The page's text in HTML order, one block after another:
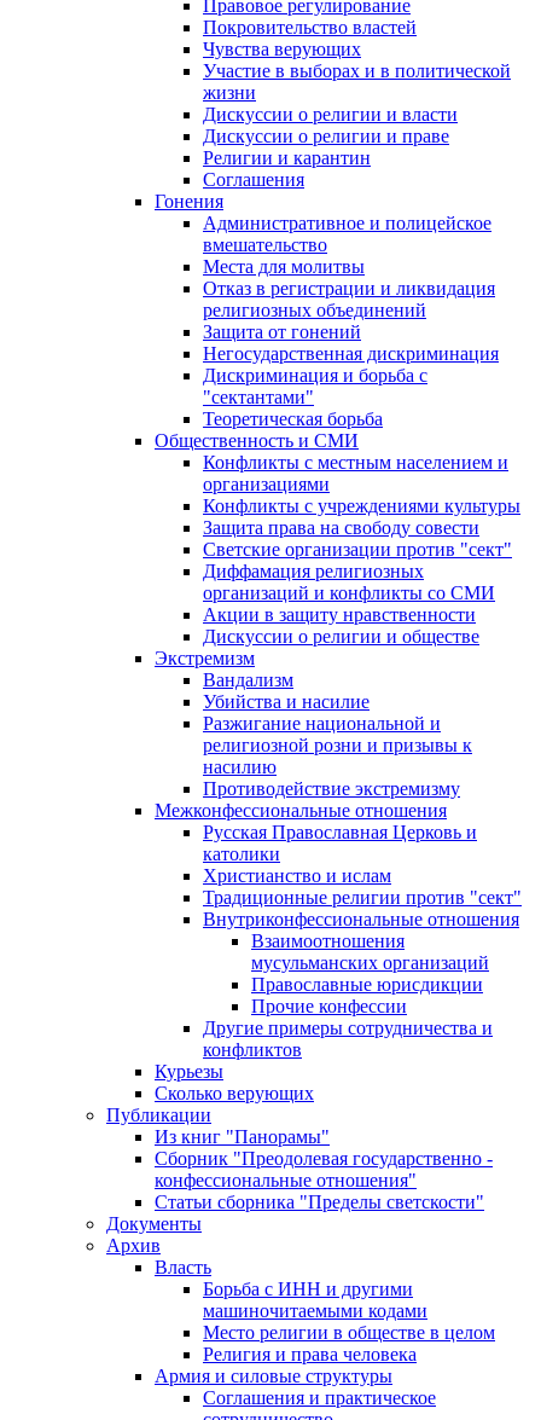
Правовое регулирование
Покровительство властей
Чувства верующих
Участие в выборах и в политической
жизни
Дискуссии о религии и власти
Дискуссии о религии и праве
Религии и карантин
Соглашения
Гонения
Административное и полицейское
вмешательство
Места для молитвы
Отказ в регистрации и ликвидация
религиозных объединений
Защита от гонений
Негосударственная дискриминация
Дискриминация и борьба с
"сектантами"
Теоретическая борьба
Общественность и СМИ
Конфликты с местным населением и
организациями
Конфликты с учреждениями культуры
Защита права на свободу совести
Светские организации против "сект"
Диффамация религиозных
организаций и конфликты со СМИ
Акции в защиту нравственности
Дискуссии о религии и обществе
Экстремизм
Вандализм
Убийства и насилие
Разжигание национальной и
религиозной розни и призывы к
насилию
Противодействие экстремизму
Межконфессиональные отношения
Русская Православная Церковь и
католики
Христианство и ислам
Традиционные религии против "сект"
Внутриконфессиональные отношения
Взаимоотношения
мусульманских организаций
Православные юрисдикции
Прочие конфессии
Другие примеры сотрудничества и
конфликтов
Курьезы
Сколько верующих
Публикации
Из книг "Панорамы"
Сборник "Преодолевая государственно -
конфессиональные отношения"
Статьи сборника "Пределы светскости"
Документы
Архив
Власть
Борьба с ИНН и другими
машиночитаемыми кодами
Место религии в обществе в целом
Религия и права человека
Армия и силовые структуры
Соглашения и практическое